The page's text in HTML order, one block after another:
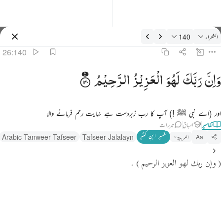
تفسیر: الشعراء 26:140
الشعراء 140
26:140
وان ربك لهو العزيز الرحيم ١٤٠
وَإِنَّ رَبَّكَ لَهُوَ ٱلْعَزِيزُ ٱلرَّحِيمُ ١٤٠
وَاِنَّرَبَّكَلَهُوَالْعَزِیْزُالرَّحِیْمُ
اور (اے نبی ﷺ !) آپ کا رب زبردست ہے نہایت رحم فرمانے والا
تفاسیر اسباق تدبرات
Aa العربية تفسیر ابنِ کثیر Tafseer Jalalayn
Arabic Tanweer Tafseer
( وإن ربك لهو العزيز الرحيم ) .